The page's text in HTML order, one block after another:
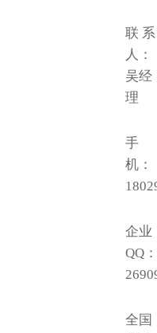
联 系
人：
吴经
理
手
机：
企业
QQ：
全国